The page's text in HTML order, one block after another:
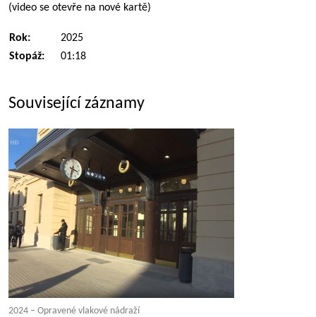
(video se otevře na nové kartě)
Rok:
2025
Stopáž:
01:18
Související záznamy
2024 – Opravené vlakové nádraží